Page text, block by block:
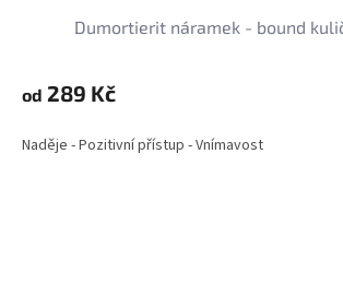
Dumortierit náramek - bound
od 289 Kč
Naděje - Pozitivní přístup - Vnímavost